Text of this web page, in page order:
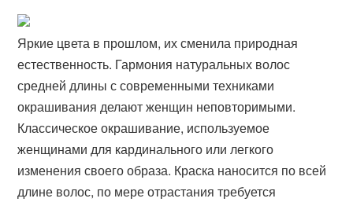
Яркие цвета в прошлом, их сменила природная
естественность. Гармония натуральных волос
средней длины с современными техниками
окрашивания делают женщин неповторимыми.
Классическое окрашивание, используемое
женщинами для кардинального или легкого
изменения своего образа. Краска наносится по всей
длине волос, по мере отрастания требуется